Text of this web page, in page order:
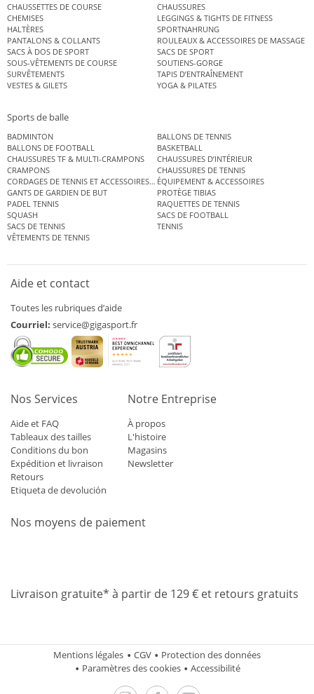
CHAUSSETTES DE COURSE
CHAUSSURES
CHEMISES
LEGGINGS & TIGHTS DE FITNESS
HALTÈRES
SPORTNAHRUNG
PANTALONS & COLLANTS
ROULEAUX & ACCESSOIRES DE MASSAGE
SACS À DOS DE SPORT
SACS DE SPORT
SOUS-VÊTEMENTS DE COURSE
SOUTIENS-GORGE
SURVÊTEMENTS
TAPIS D’ENTRAÎNEMENT
VESTES & GILETS
YOGA & PILATES
Sports de balle
BADMINTON
BALLONS DE TENNIS
BALLONS DE FOOTBALL
BASKETBALL
CHAUSSURES TF & MULTI-CRAMPONS
CHAUSSURES D’INTÉRIEUR
CRAMPONS
CHAUSSURES DE TENNIS
CORDAGES DE TENNIS ET ACCESSOIRES DE TENNISÉQUIPEMENT & ACCESSOIRES
GANTS DE GARDIEN DE BUT
PROTÈGE TIBIAS
PADEL TENNIS
RAQUETTES DE TENNIS
SQUASH
SACS DE FOOTBALL
SACS DE TENNIS
TENNIS
VÊTEMENTS DE TENNIS
Aide et contact
Toutes les rubriques d’aide
Courriel: service@gigasport.fr
Nos Services
Aide et FAQ
Tableaux des tailles
Conditions du bon
Expédition et livraison
Retours
Etiqueta de devolución
Notre Entreprise
À propos
L'histoire
Magasins
Newsletter
Nos moyens de paiement
Livraison gratuite* à partir de 129 € et retours gratuits
Mentions légales CGV
Protection des données
Paramètres des cookies
Accessibilité